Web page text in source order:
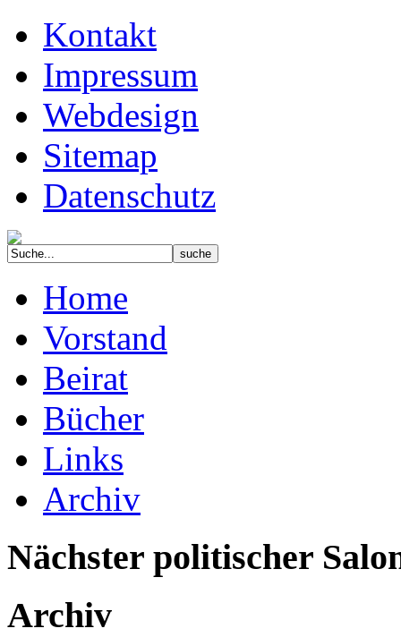
Kontakt
Impressum
Webdesign
Sitemap
Datenschutz
Home
Vorstand
Beirat
Bücher
Links
Archiv
Nächster politischer
Archiv